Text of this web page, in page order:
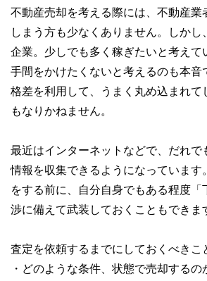
不動産売却を考える際には、不動産業
しまう方も少なくありません。しかし
企業。少しでも多く稼ぎたいと考えて
手間をかけたくないと考えるのも本音
格差を利用して、うまく丸め込まれて
もなりかねません。
最近はインターネットなどで、だれで
情報を収集できるようになっています
をする前に、自分自身でもある程度「
渉に備えて武装しておくこともできま
査定を依頼するまでにしておくべきこ
・どのような条件、状態で売却するの